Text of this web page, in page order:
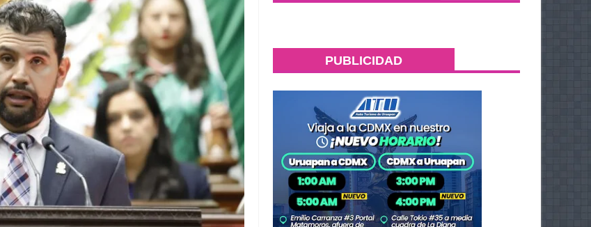
PUBLICIDAD